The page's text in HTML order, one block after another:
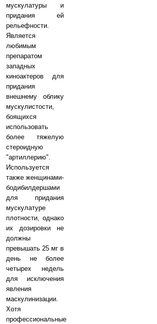
мускулатуры и
придания ей
рельефности.
Является
любимым
препаратом
западных
киноактеров для
придания
внешнему облику
мускулистости,
боящихся
использовать
более тяжелую
стероидную
"артиллерию".
Используется
также женщинами-
бодибилдершами
для придания
мускулатуре
плотности, однако
их дозировки не
должны
превышать 25 мг в
день не более
четырех недель
для исключения
явления
маскулинизации.
Хотя
профессиональные